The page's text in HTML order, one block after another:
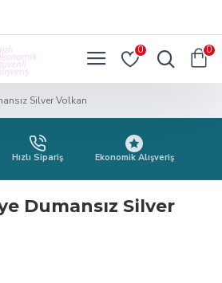
0 0
Silver Volkan
Hızlı Sipariş Ekonomik Alışveriş
Dumansız Silver